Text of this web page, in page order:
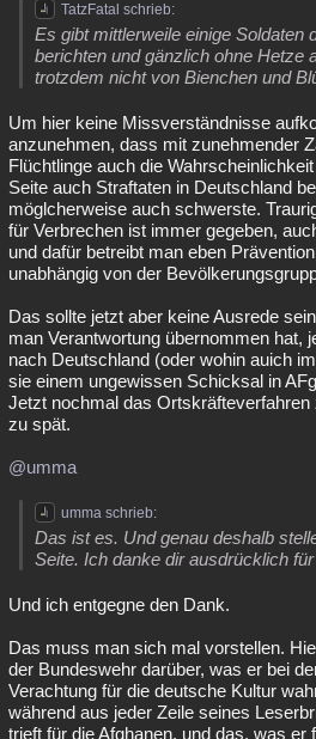
TatzFatal schrieb:
Es gibt mittlerweile einige Soldaten
berichten und gänzlich ohne Hetze
trotzdem nicht von Bienchen und
Um hier keine Missverständnisse
anzunehmen, dass mit zunehmender
Flüchtlinge auch die
Seite auch Straftaten in Deutschland
möglcherweise auch schwerste.
für Verbrechen ist immer gegeben,
und dafür betreibt man eben
unabhängig von der
Das sollte jetzt aber keine Ausrede
man Verantwortung übernommen hat,
nach Deutschland (oder wohin auich
sie einem ungewissen Schicksal in
Jetzt nochmal das Ortskräfteverfahren
zu spät.
@umma
umma schrieb:
Das ist es. Und genau deshalb
Seite. Ich danke dir ausdrücklich
Und ich entgegne den Dank.
Das muss man sich mal vorstellen.
der Bundeswehr darüber, was er bei
Verachtung für die deutsche Kultur
während aus jeder Zeile seines
trieft für die Afghanen, und das, was er